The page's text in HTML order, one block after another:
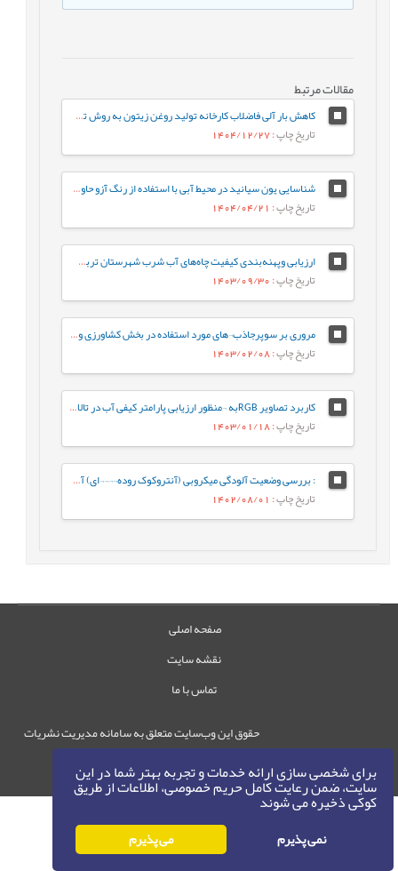
برای شخصی سازی ارائه خدمات و تجربه بهتر شما در این
سایت، ضمن رعایت کامل حریم خصوصی، اطلاعات از طریق
کوکی ذخیره می شوند
نمی پذیرم می پذیرم
مقالات مرتبط
کاهش بار آلی فاضلاب کارخانه تولید روغن زیتون به روش تصفیه شیمیایی و بیولوژیک
تاریخ چاپ: 1404/12/27
شناسایی یون سیانید در محیط آبی با استفاده از رنگ آزو حاوی فنانتروایمیدازول
تاریخ چاپ: 1404/04/21
ارزیابی وپهنه‌بندی کیفیت چاه‌های آب شرب شهرستان تربت‌جام و صالح‌آباد براساس شاخص (WQI) و نرم‌افزار GIS
تاریخ چاپ: 1403/09/30
مروری بر سوپرجاذب¬های مورد استفاده در بخش کشاورزی و بررسی سنتز دو نوع جاذب با استفاده از منابع بازیافتی برای صرفه جویی در منابع آب
تاریخ چاپ: 1403/02/08
كاربرد تصاویر RGBبه ¬منظور ارزیابی پارامتر کیفی آب در تالاب انزلي
تاریخ چاپ: 1403/01/18
: بررسی وضعیت آلودگی میکروبی (آنتروکوک روده¬¬¬¬ای) آب شناگاه‌های دریای خزر در سواحل استان گیلان
تاریخ چاپ: 1402/08/01
صفحه اصلی
نقشه سایت
تماس با ما
حقوق این وب‌سایت متعلق به سامانه مدیریت نشریات
رایمگ است.
حق نشر ©
1405-1396